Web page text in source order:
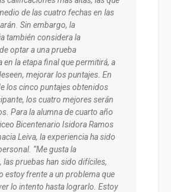
de las cuatro fechas en las
Sin embargo, la
también considera la
optar a una prueba
en la etapa final que permitirá, a
mejorar los puntajes. En
los cinco puntajes obtenidos
los cuatro mejores serán
Para la alumna de cuarto año
Bicentenario Isidora Ramos
Leiva, la experiencia ha sido
“Me gusta la
las pruebas han sido difíciles,
estoy frente a un problema que
lo intento hasta lograrlo. Estoy